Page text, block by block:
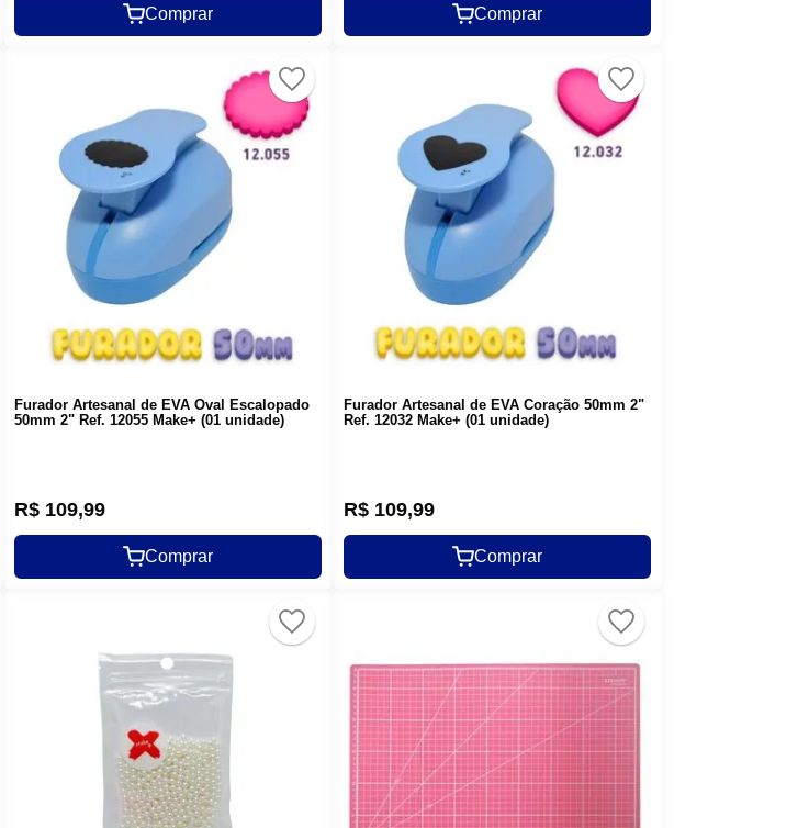
Comprar Comprar
Furador Artesanal de EVA Oval Escalopado
50mm 2" Ref. 12055 Make+ (01 unidade)
R$ 109,99
Comprar
Furador Artesanal de EVA Coração 50mm 2"
Ref. 12032 Make+ (01 unidade)
R$ 109,99
Comprar